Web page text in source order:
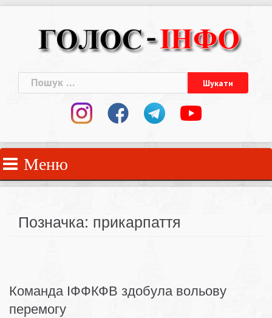
Пошук:
Меню
Позначка: прикарпаття
Команда ІФФКФВ здобула вольову
перемогу